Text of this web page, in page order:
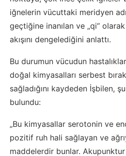
iğnelerin vücuttaki meridyen
geçtiğine inanılan ve „qi“
akışını dengelediğini anlattı.
Bu durumun vücudun
doğal kimyasalları serbest
sağladığını kaydeden İşbilen,
bulundu:
„Bu kimyasallar serotonin ve
pozitif ruh hali sağlayan ve
maddelerdir bunlar.